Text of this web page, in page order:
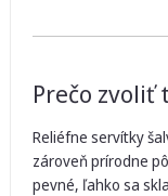
Prečo
Reliéfne servítky
zároveň prírodne
pevné, ľahko sa